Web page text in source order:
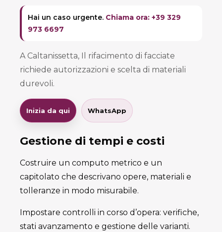
Hai un caso urgente. Chiama ora: +39 329
973 6697
A Caltanissetta, Il rifacimento di facciate
richiede autorizzazioni e scelta di materiali
durevoli.
Inizia da qui WhatsApp
Gestione di tempi e costi
Costruire un computo metrico e un
capitolato che descrivano opere, materiali e
tolleranze in modo misurabile.
Impostare controlli in corso d’opera: verifiche,
stati avanzamento e gestione delle varianti.